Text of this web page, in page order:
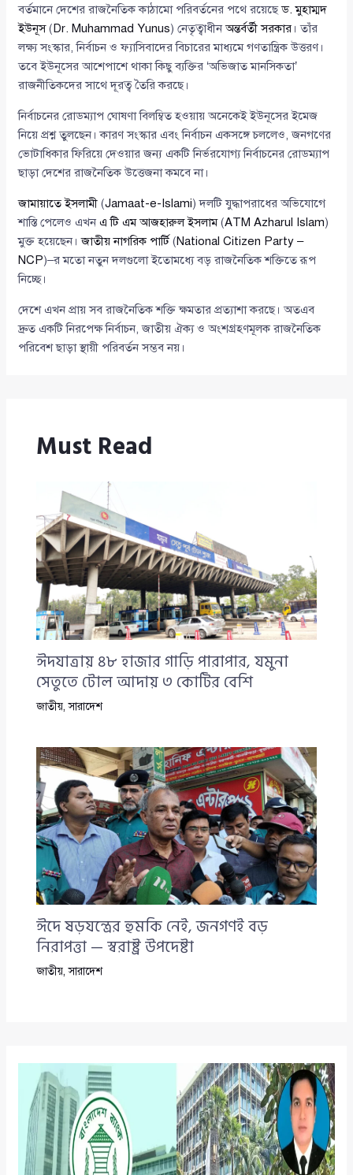
বর্তমানে দেশের রাজনৈতিক কাঠামো পরিবর্তনের পথে রয়েছেড. মুহাম্মদ
ইউনূস(Dr. Muhammad Yunus) নেতৃত্বাধীনঅন্তর্বর্তী সরকার । তাঁর
লক্ষ্য সংস্কার, নির্বাচন ও ফ্যাসিবাদের বিচারের মাধ্যমে গণতান্ত্রিক উত্তরণ।
তবে ইউনূসের আশেপাশে থাকা কিছু ব্যক্তির ‘অভিজাত মানসিকতা’
রাজনীতিকদের সাথে দূরত্ব তৈরি করছে।
নির্বাচনের রোডম্যাপ ঘোষণা বিলম্বিত হওয়ায় অনেকেই ইউনূসের ইমেজ
নিয়ে প্রশ্ন তুলছেন। কারণ সংস্কার এবং নির্বাচন একসঙ্গে চললেও, জনগণের
ভোটাধিকার ফিরিয়ে দেওয়ার জন্য একটি নির্ভরযোগ্য নির্বাচনের রোডম্যাপ
ছাড়া দেশের রাজনৈতিক উত্তেজনা কমবে না।
জামায়াতে ইসলামী (Jamaat-e-Islami) দলটি যুদ্ধাপরাধের অভিযোগে
শাস্তি পেলেও এখনএ টি এম আজহারুল ইসলাম(ATM Azharul Islam)
মুক্ত হয়েছেন।জাতীয় নাগরিক পার্টি (National Citizen Party –
NCP)–র মতো নতুন দলগুলো ইতোমধ্যে বড় রাজনৈতিক শক্তিতে রূপ
নিচ্ছে।
দেশে এখন প্রায় সব রাজনৈতিক শক্তি ক্ষমতার প্রত্যাশা করছে। অতএব
দ্রুত একটি নিরপেক্ষ নির্বাচন, জাতীয় ঐক্য ও অংশগ্রহণমূলক রাজনৈতিক
পরিবেশ ছাড়া স্থায়ী পরিবর্তন সম্ভব নয়।
Must Read
ঈদযাত্রায় ৪৮ হাজার গাড়ি পারাপার, যমুনা
সেতুতে টোল আদায় ৩ কোটির বেশি
জাতীয়,সারাদেশ
ঈদে ষড়যন্ত্রের হুমকি নেই, জনগণই বড়
নিরাপত্তা — স্বরাষ্ট্র উপদেষ্টা
জাতীয়,সারাদেশ